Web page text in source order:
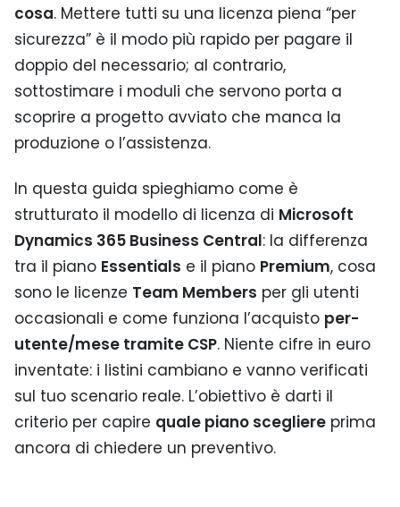
cosa. Mettere tutti su una licenza piena “per
sicurezza” è il modo più rapido per pagare il
doppio del necessario; al contrario,
sottostimare i moduli che servono porta a
scoprire a progetto avviato che manca la
produzione o l’assistenza.
In questa guida spieghiamo come è
strutturato il modello di licenza di Microsoft
Dynamics 365 Business Central: la differenza
tra il piano Essentials e il piano Premium, cosa
sono le licenze Team Members per gli utenti
occasionali e come funziona l’acquisto per-
utente/mese tramite CSP. Niente cifre in euro
inventate: i listini cambiano e vanno verificati
sul tuo scenario reale. L’obiettivo è darti il
criterio per capire quale piano scegliere prima
ancora di chiedere un preventivo.